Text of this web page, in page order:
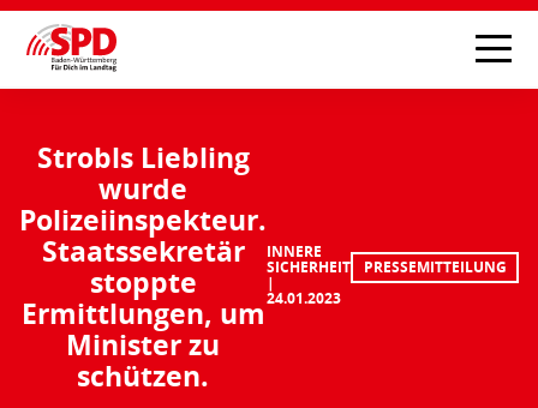
Strobls Liebling
wurde
Polizeiinspekteur.
Staatssekretär
stoppte
Ermittlungen, um
Minister zu
schützen.
INNERE
SICHERHEIT
24.01.2023
PRESSEMITTEILUNG